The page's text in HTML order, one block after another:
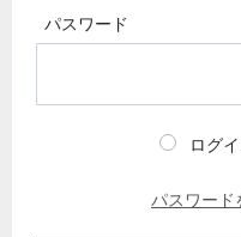
パスワード
ログ
パスワード